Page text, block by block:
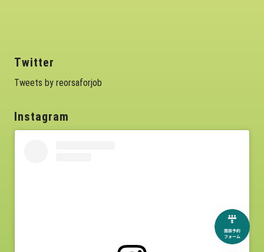
Twitter
Tweets by reorsaforjob
Instagram